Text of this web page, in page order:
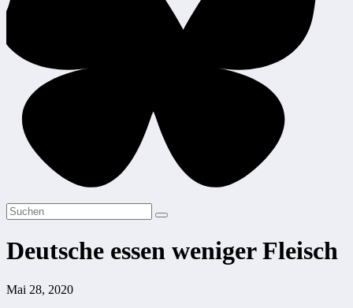
Deutsche essen weniger Fleisch
Mai 28, 2020